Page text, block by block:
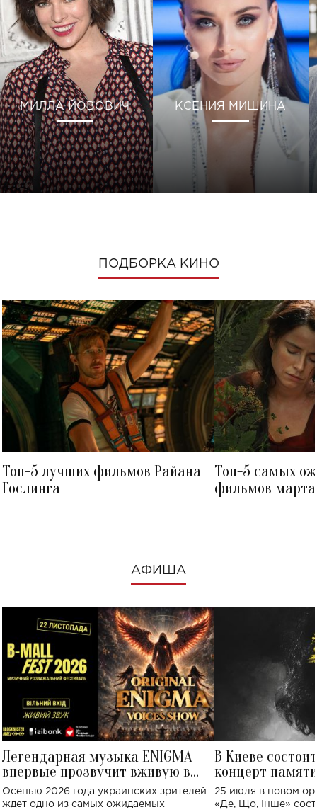
МИЛЛА ЙОВОВИЧ КСЕНИЯ МИШИНА
ПОДБОРКА КИНО
Топ-5 лучших фильмов Райана
Гослинга
Топ-5 самых
фильмов
АФИША
Легендарная музыка ENIGMA
впервые прозвучит вживую в
Украине: где состоится концерт
Осенью 2026 года украинских зрителей
ждет одно из самых ожидаемых
В Киеве
концерт
Клименко:
исполнят песни
25 июля в новом
«Де, Що, Інше»